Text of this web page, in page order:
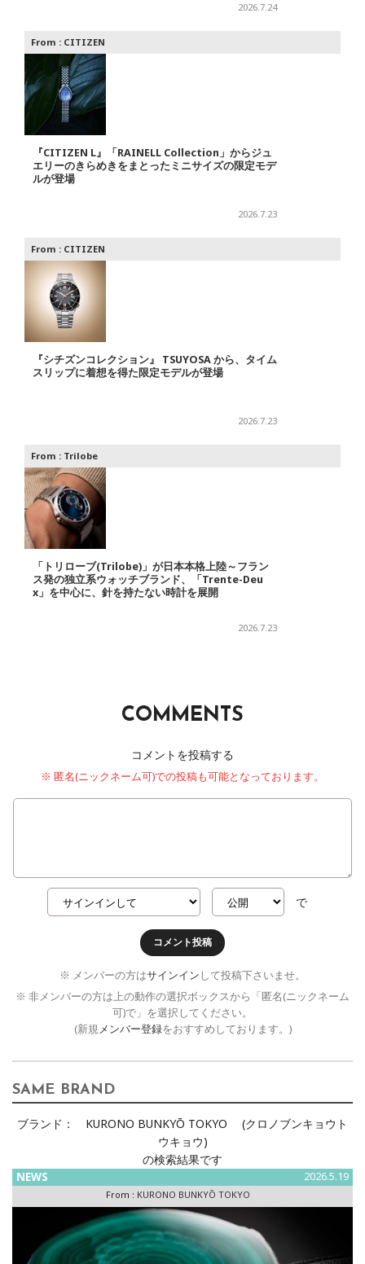
2026.7.24
From : CITIZEN
『CITIZEN L』「RAINELL Collection」からジュ
エリーのきらめきをまとったミニサイズの限定モデ
ルが登場
2026.7.23
From : CITIZEN
『シチズンコレクション』 TSUYOSA から、タイム
スリップに着想を得た限定モデルが登場
2026.7.23
From : Trilobe
「トリローブ(Trilobe)」が日本本格上陸～フラン
ス発の独立系ウォッチブランド、「Trente-Deu
x」を中心に、針を持たない時計を展開
2026.7.23
COMMENTS
コメントを投稿する
※ 匿名(ニックネーム可)での投稿も可能となっております。
で
コメント投稿
※ メンバーの方はサインイン して投稿下さいませ。
※ 非メンバーの方は上の動作の選択ボックスから「匿名(ニックネーム
可)で」を選択してください。
(新規メンバー登録をおすすめしております。)
SAME BRAND
ブランド：
KURONO BUNKYŌ TOKYO (クロノブンキョウト
ウキョウ)
の検索結果です
NEWS 2026.5.19
From : KURONO BUNKYŌ TOKYO